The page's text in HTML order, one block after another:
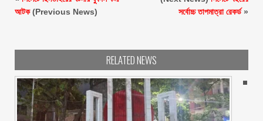
আটক(Previous News)
সর্বোচ্চ তাপমাত্রা রেকর্ড»
RELATED NEWS